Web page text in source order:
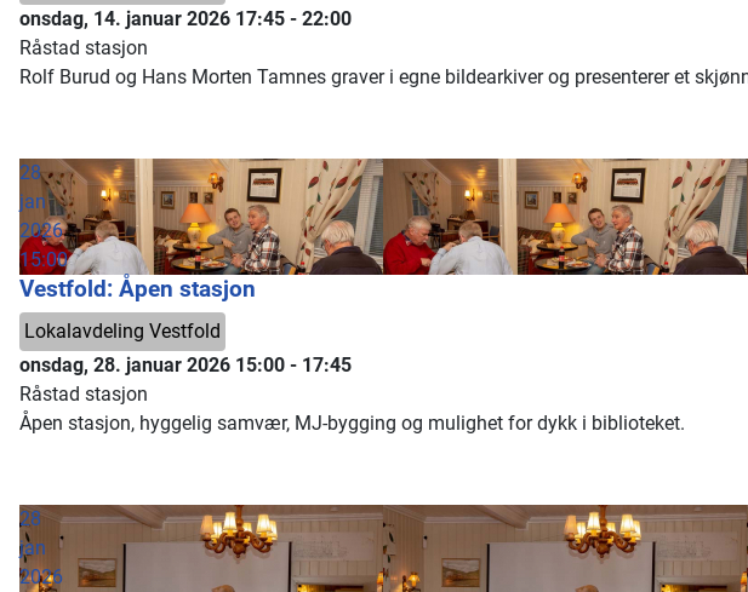
onsdag, 14. januar 2026 17:45 - 22:00
Råstad stasjon
Rolf Burud og Hans Morten Tamnes graver i egne bildearkiver og presenterer et
28
jan
2026
15:00
Vestfold: Åpen stasjon
Lokalavdeling Vestfold
onsdag, 28. januar 2026 15:00 - 17:45
Råstad stasjon
Åpen stasjon, hyggelig samvær, MJ-bygging og mulighet for dykk i biblioteket.
28
jan
2026